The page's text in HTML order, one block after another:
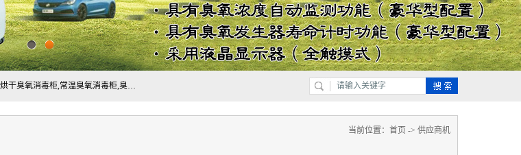
主营:医用空气消毒机，臭氧消空气毒机,循环风紫外线空气消毒机,臭氧发生器,低温烘干臭氧消毒柜,常温臭氧消毒柜,臭氧水消毒机,管道容器臭氧消毒机,内置式臭氧消毒机,外置式臭氧消毒机,床单位臭氧消毒器。医用工作服灭菌柜，医用拖鞋消毒柜,麻醉机内管路消毒机，呼吸机回路消毒机
当前位置： 首页 -> 供应商机